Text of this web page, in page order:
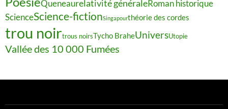
Queneaurelativité généraleRoman historique
ScienceScience-fictionSingapourthéorie des cordes
trou noirtrous noirsTycho BraheUniversUtopie
Vallée des 10 000 Fumées